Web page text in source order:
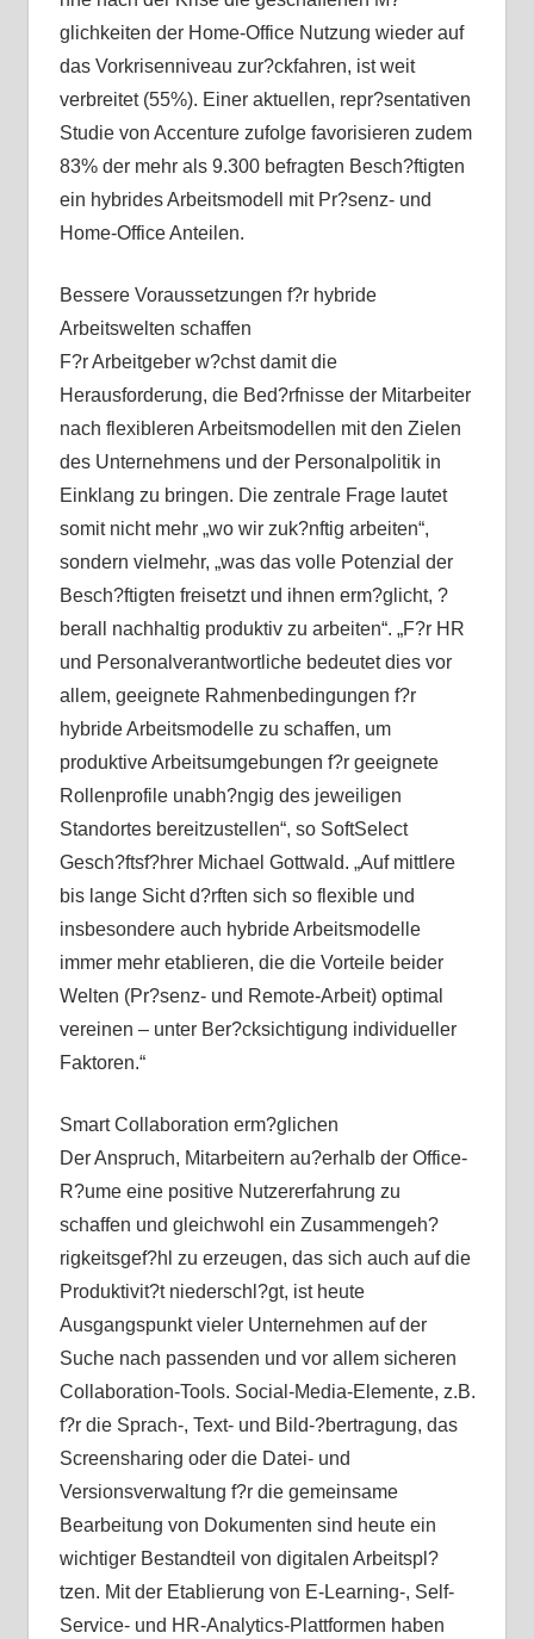
glichkeiten der Home-Office Nutzung wieder auf
das Vorkrisenniveau zur?ckfahren, ist weit
verbreitet (55%). Einer aktuellen, repr?sentativen
Studie von Accenture zufolge favorisieren zudem
83% der mehr als 9.300 befragten Besch?ftigten
ein hybrides Arbeitsmodell mit Pr?senz- und
Home-Office Anteilen.
Bessere Voraussetzungen f?r hybride
Arbeitswelten schaffen
F?r Arbeitgeber w?chst damit die
Herausforderung, die Bed?rfnisse der Mitarbeiter
nach flexibleren Arbeitsmodellen mit den Zielen
des Unternehmens und der Personalpolitik in
Einklang zu bringen. Die zentrale Frage lautet
somit nicht mehr „wo wir zuk?nftig arbeiten“,
sondern vielmehr, „was das volle Potenzial der
Besch?ftigten freisetzt und ihnen erm?glicht, ?
berall nachhaltig produktiv zu arbeiten“. „F?r HR
und Personalverantwortliche bedeutet dies vor
allem, geeignete Rahmenbedingungen f?r
hybride Arbeitsmodelle zu schaffen, um
produktive Arbeitsumgebungen f?r geeignete
Rollenprofile unabh?ngig des jeweiligen
Standortes bereitzustellen“, so SoftSelect
Gesch?ftsf?hrer Michael Gottwald. „Auf mittlere
bis lange Sicht d?rften sich so flexible und
insbesondere auch hybride Arbeitsmodelle
immer mehr etablieren, die die Vorteile beider
Welten (Pr?senz- und Remote-Arbeit) optimal
vereinen – unter Ber?cksichtigung individueller
Faktoren.“
Smart Collaboration erm?glichen
Der Anspruch, Mitarbeitern au?erhalb der Office-
R?ume eine positive Nutzererfahrung zu
schaffen und gleichwohl ein Zusammengeh?
rigkeitsgef?hl zu erzeugen, das sich auch auf die
Produktivit?t niederschl?gt, ist heute
Ausgangspunkt vieler Unternehmen auf der
Suche nach passenden und vor allem sicheren
Collaboration-Tools. Social-Media-Elemente, z.B.
f?r die Sprach-, Text- und Bild-?bertragung, das
Screensharing oder die Datei- und
Versionsverwaltung f?r die gemeinsame
Bearbeitung von Dokumenten sind heute ein
wichtiger Bestandteil von digitalen Arbeitspl?
tzen. Mit der Etablierung von E-Learning-, Self-
Service- und HR-Analytics-Plattformen haben